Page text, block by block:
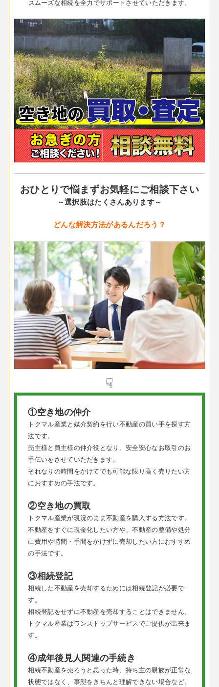
スムーズな相続を全力でサポートさせていただきます。
おひとりで悩まずお気軽にご相談下さい
～選択肢はたくさんあります～
どんな解決方法があるんだろう？
☟
①空き地の仲介
トクマル産業と媒介契約を行い不動産の買い手を探す方
法です。
売主様と買主様の仲介役となり、安全安心なお取引のお
手伝いをさせていただきます。
それなりの時間をかけてでも可能な限り高く売りたい方
におすすめの手法です。
②空き地の買取
トクマル産業が現況のまま不動産を購入する方法です。
不動産をすぐに現金化したい方や、不動産の整備や処分
に費用や時間・手間をかけずに売却したい方におすすめ
の手法です。
③相続登記
相続した不動産を売却するためには相続登記が必要で
す。
相続登記をせずに不動産を売却することはできません。
トクマル産業はワンストップサービスでご提供が出来ま
す。
④成年後見人関連の手続き
相続不動産を売ろうと思った時、持ち主の親族が正常な
状態ではなく、事態をきちんと理解できない場合など、